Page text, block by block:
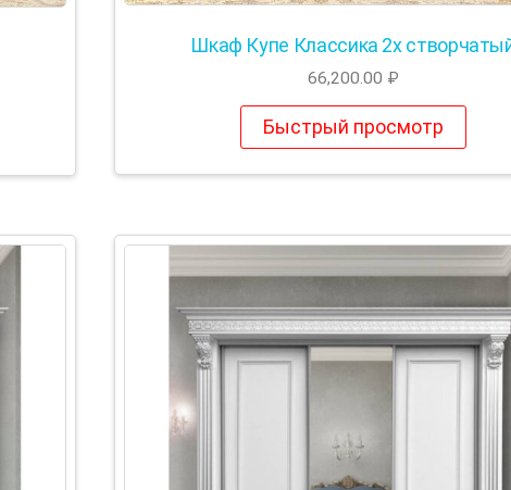
Шкаф Купе Классика 2х
66,200.00 ₽
Быстрый просмотр